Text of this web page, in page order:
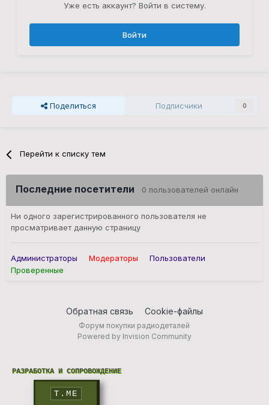
Уже есть аккаунт? Войти в систему.
Войти
Поделиться Подписчики 0
Перейти к списку тем
Последние посетители 0 пользователей онлайн
Ни одного зарегистрированного пользователя не
просматривает данную страницу
Администраторы Модераторы
Пользователи
Проверенные
Обратная связь Cookie-файлы
Форум покупки радиодеталей
Powered by Invision Community
РАЗРАБОТКА И СОПРОВОЖДЕНИЕ
T.ME